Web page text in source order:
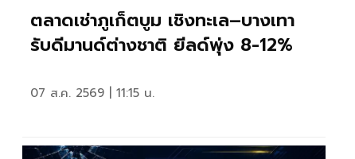
ตลาดเช่าภูเก็ตบูม เชิงทะเล–บางเทา
รับดีมานด์ต่างชาติ ยีลด์พุ่ง 8-12%
07 ส.ค. 2569 | 11:15 น.